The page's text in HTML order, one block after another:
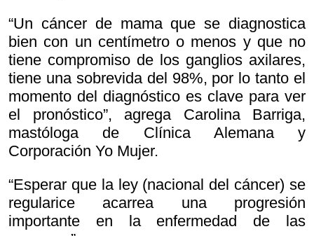
“Un cáncer de mama que se diagnostica
bien con un centímetro o menos y que no
tiene compromiso de los ganglios axilares,
tiene una sobrevida del 98%, por lo tanto el
momento del diagnóstico es clave para ver
el pronóstico”, agrega Carolina Barriga,
mastóloga de Clínica Alemana y
Corporación Yo Mujer.
“Esperar que la ley (nacional del cáncer) se
regularice acarrea una progresión
importante en la enfermedad de las